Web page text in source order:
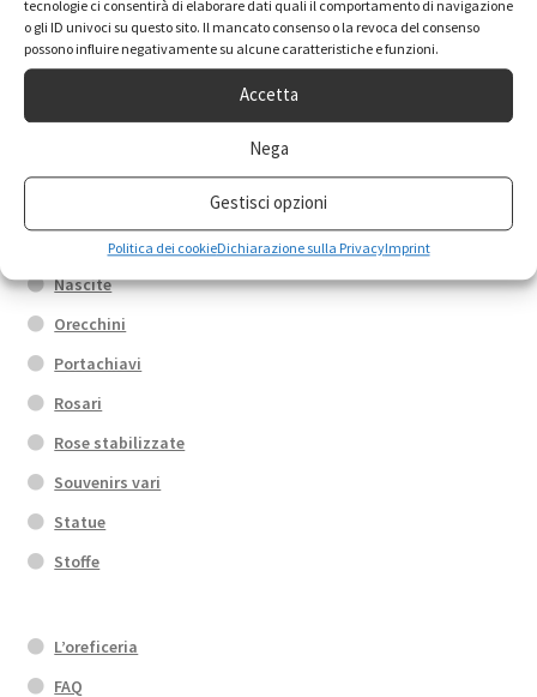
tecnologie ci consentirà di elaborare dati quali il comportamento di navigazione
o gli ID univoci su questo sito. Il mancato consenso o la revoca del consenso
possono influire negativamente su alcune caratteristiche e funzioni.
Accetta
Nega
Gestisci opzioni
Politica dei cookieDichiarazione sulla PrivacyImprint
Box promo
Bracciali
Collane
Medaglie
Nascite
Orecchini
Portachiavi
Rosari
Rose stabilizzate
Souvenirs vari
Statue
Stoffe
L’oreficeria
FAQ